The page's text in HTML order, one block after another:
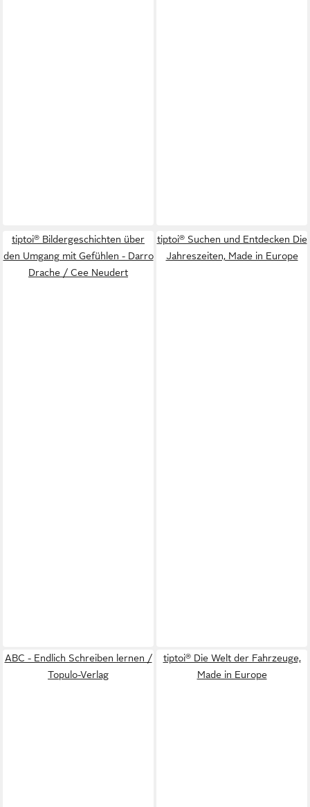
tiptoi® Bildergeschichten über
den Umgang mit Gefühlen - Darro
Drache / Cee Neudert
tiptoi® Suchen und Entdecken Die
Jahreszeiten, Made in Europe
ABC - Endlich Schreiben lernen /
Topulo-Verlag
tiptoi® Die Welt der Fahrzeuge,
Made in Europe